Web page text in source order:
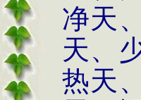
净天
天、
热天